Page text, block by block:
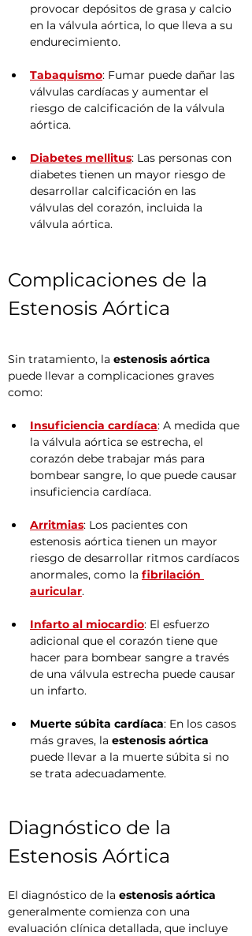
provocar depósitos de grasa y calcio
en la válvula aórtica, lo que lleva a su
endurecimiento.
Tabaquismo: Fumar puede dañar las
válvulas cardíacas y aumentar el
riesgo de calcificación de la válvula
aórtica.
Diabetes mellitus: Las personas con
diabetes tienen un mayor riesgo de
desarrollar calcificación en las
válvulas del corazón, incluida la
válvula aórtica.
Complicaciones de la
Estenosis Aórtica
Sin tratamiento, la estenosis aórtica
puede llevar a complicaciones graves
como:
Insuficiencia cardíaca: A medida que
la válvula aórtica se estrecha, el
corazón debe trabajar más para
bombear sangre, lo que puede causar
insuficiencia cardíaca.
Arritmias: Los pacientes con
estenosis aórtica tienen un mayor
riesgo de desarrollar ritmos cardíacos
anormales, como la fibrilación
auricular.
Infarto al miocardio: El esfuerzo
adicional que el corazón tiene que
hacer para bombear sangre a través
de una válvula estrecha puede causar
un infarto.
Muerte súbita cardíaca: En los casos
más graves, la estenosis aórtica
puede llevar a la muerte súbita si no
se trata adecuadamente.
Diagnóstico de la
Estenosis Aórtica
El diagnóstico de la estenosis aórtica
generalmente comienza con una
evaluación clínica detallada, que incluye